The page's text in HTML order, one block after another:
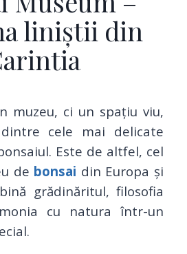
liniștii din
muzeu, ci un spațiu viu,
cele mai delicate
Este de altfel, cel
de bonsai din Europa și
grădinăritul, filosofia
cu natura într-un